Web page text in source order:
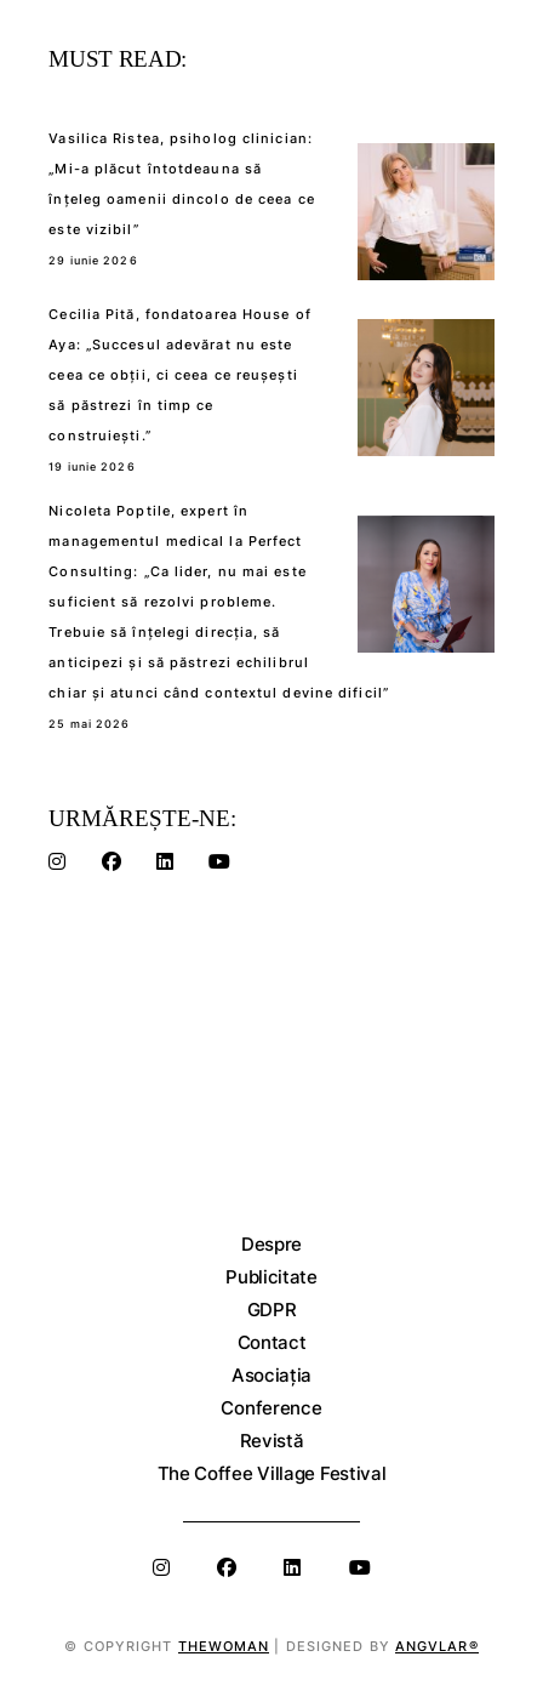
MUST READ:
Vasilica Ristea, psiholog clinician:
„Mi-a plăcut întotdeauna să
înțeleg oamenii dincolo de ceea ce
este vizibil”
29 iunie 2026
Cecilia Pită, fondatoarea House of
Aya: „Succesul adevărat nu este
ceea ce obții, ci ceea ce reușești
să păstrezi în timp ce
construiești.”
19 iunie 2026
Nicoleta Poptile, expert în
managementul medical la Perfect
Consulting: „Ca lider, nu mai este
suficient să rezolvi probleme.
Trebuie să înțelegi direcția, să
anticipezi și să păstrezi echilibrul
chiar și atunci când contextul devine dificil”
25 mai 2026
URMĂREȘTE-NE:
Despre
Publicitate
GDPR
Contact
Asociația
Conference
Revistă
The Coffee Village Festival
© COPYRIGHT THEWOMAN | DESIGNED BY ANGVLAR®